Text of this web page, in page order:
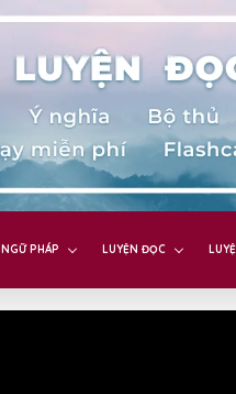
NGỮ PHÁP LUYỆN ĐỌC